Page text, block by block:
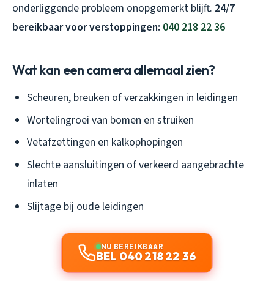
onderliggende probleem onopgemerkt blijft. 24/7
bereikbaar voor verstoppingen: 040 218 22 36
Wat kan een camera allemaal zien?
Scheuren, breuken of verzakkingen in leidingen
Wortelingroei van bomen en struiken
Vetafzettingen en kalkophopingen
Slechte aansluitingen of verkeerd aangebrachte
inlaten
Slijtage bij oude leidingen
NU BEREIKBAAR
BEL 040 218 22 36